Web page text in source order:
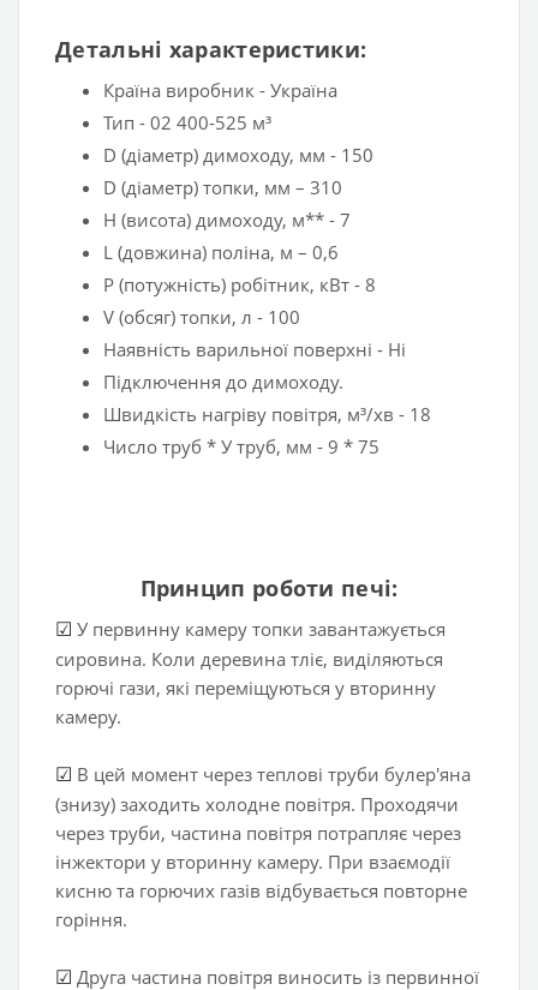
Детальні характеристики:
Країна виробник - Україна
Тип - 02 400-525 м³
D (діаметр) димоходу, мм - 150
D (діаметр) топки, мм – 310
H (висота) димоходу, м** - 7
L (довжина) поліна, м – 0,6
P (потужність) робітник, кВт - 8
V (обсяг) топки, л - 100
Наявність варильної поверхні - Ні
Підключення до димоходу.
Швидкість нагріву повітря, м³/хв - 18
Число труб * У труб, мм - 9 * 75
Принцип роботи печі:
☑ У первинну камеру топки завантажується
сировина. Коли деревина тліє, виділяються
горючі гази, які переміщуються у вторинну
камеру.
☑ В цей момент через теплові труби булер'яна
(знизу) заходить холодне повітря. Проходячи
через труби, частина повітря потрапляє через
інжектори у вторинну камеру. При взаємодії
кисню та горючих газів відбувається повторне
горіння.
☑ Друга частина повітря виносить із первинної